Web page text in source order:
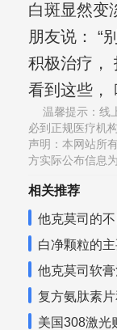
白斑显然变
朋友说： “
积极治疗，
看到这些，
温馨提示：线
必到正规医疗机
声明：本网站所
方实际公布信息为
相关推荐
他克莫司的
白净颗粒的
他克莫司软
复方氨肽素
美国308激光